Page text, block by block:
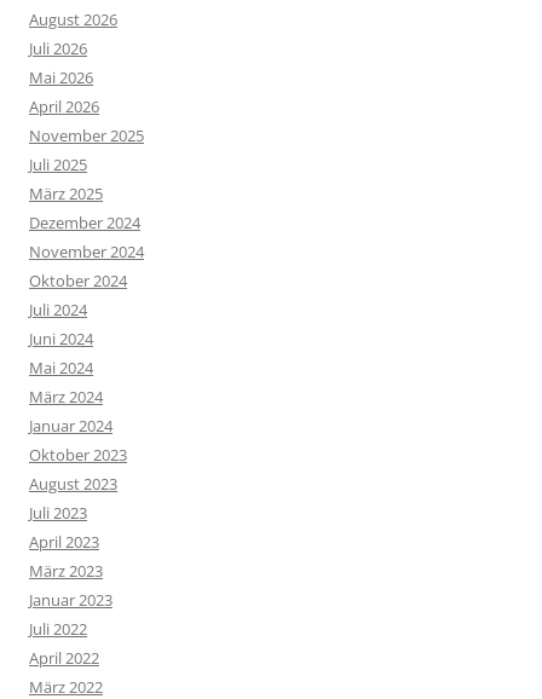
August 2026
Juli 2026
Mai 2026
April 2026
November 2025
Juli 2025
März 2025
Dezember 2024
November 2024
Oktober 2024
Juli 2024
Juni 2024
Mai 2024
März 2024
Januar 2024
Oktober 2023
August 2023
Juli 2023
April 2023
März 2023
Januar 2023
Juli 2022
April 2022
März 2022